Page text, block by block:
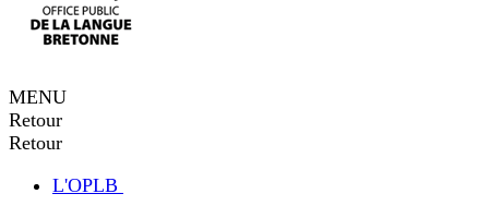
MENU
Retour
Retour
L'OPLB